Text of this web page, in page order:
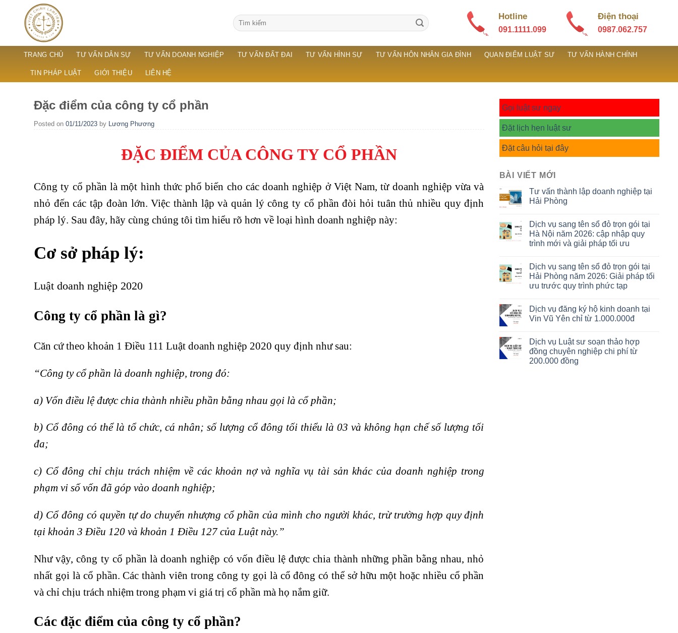
content
Hotline
091.1111.099
Điện thoại
0987.062.757
TRANG CHỦ TƯ VẤN DÂN SỰ TƯ VẤN DOANH NGHIỆP TƯ VẤN ĐẤT ĐAI TƯ VẤN HÌNH SỰ TƯ VẤN HÔN NHÂN GIA ĐÌNH QUAN ĐIỂM LUẬT SƯ TƯ VẤN HÀNH CHÍNH
TIN PHÁP LUẬT GIỚI THIỆU LIÊN HỆ
Đặc điểm của công ty cổ phần
Posted on 01/11/2023 by Lương Phương
ĐẶC ĐIỂM CỦACÔNG TY CỔ PHẦN
Công ty cổ phần là một hình thức phổ biến cho các doanh nghiệp ở Việt Nam, từ doanh nghiệp vừa và
nhỏ đến các tập đoàn lớn. Việc thành lập và quản lý công ty cổ phần đòi hỏi tuân thủ nhiều quy định
pháp lý. Sau đây, hãy cùng chúng tôi tìm hiểu rõ hơn về loại hình doanh nghiệp này:
Cơ sở pháp lý:
Luật doanh nghiệp 2020
Công ty cổ phần là gì?
Căn cứ theo khoản 1 Điều 111 Luật doanh nghiệp 2020 quy định như sau:
“Công ty cổ phần là doanh nghiệp, trong đó:
a) Vốn điều lệ được chia thành nhiều phần bằng nhau gọi là cổ phần;
b) Cổ đông có thể là tổ chức, cá nhân; số lượng cổ đông tối thiểu là 03 và không hạn chế số lượng tối
đa;
c) Cổ đông chỉ chịu trách nhiệm về các khoản nợ và nghĩa vụ tài sản khác của doanh nghiệp trong
phạm vi số vốn đã góp vào doanh nghiệp;
d) Cổ đông có quyền tự do chuyển nhượng cổ phần của mình cho người khác, trừ trường hợp quy định
tại khoản 3 Điều 120 và khoản 1 Điều 127 của Luật này.”
Như vậy, công ty cổ phần là doanh nghiệp có vốn điều lệ được chia thành những phần bằng nhau, nhỏ
nhất gọi là cổ phần. Các thành viên trong công ty gọi là cổ đông có thể sở hữu một hoặc nhiều cổ phần
và chỉ chịu trách nhiệm trong phạm vi giá trị cổ phần mà họ nắm giữ.
Các đặc điểm của công ty cổ phần?
Gọi luật sư ngay
Đặt lịch hẹn luật sư
Đặt câu hỏi tại đây
BÀI VIẾT MỚI
Tư vấn thành lập doanh nghiệp tại
Hải Phòng
Dịch vụ sang tên sổ đỏ trọn gói tại
Hà Nội năm 2026: cập nhập quy
trình mới và giải pháp tối ưu
Dịch vụ sang tên sổ đỏ trọn gói tại
Hải Phòng năm 2026: Giải pháp tối
ưu trước quy trình phức tạp
Dịch vụ đăng ký hộ kinh doanh tại
Vin Vũ Yên chỉ từ 1.000.000đ
Dịch vụ Luật sư soạn thảo hợp
đồng chuyên nghiệp chi phí từ
200.000 đồng